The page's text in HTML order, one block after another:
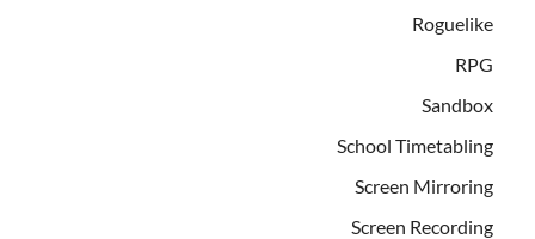
Roguelike
RPG
Sandbox
School Timetabling
Screen Mirroring
Screen Recording